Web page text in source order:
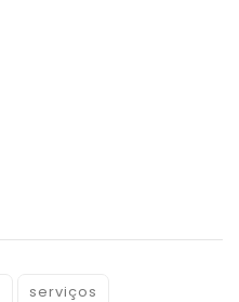
serviços